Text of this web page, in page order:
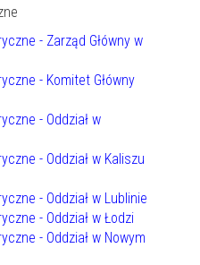
- Zarząd Główny w
- Komitet Główny
- Oddział w
- Oddział w Kaliszu
- Oddział w Lublinie
- Oddział w Łodzi
- Oddział w Nowym